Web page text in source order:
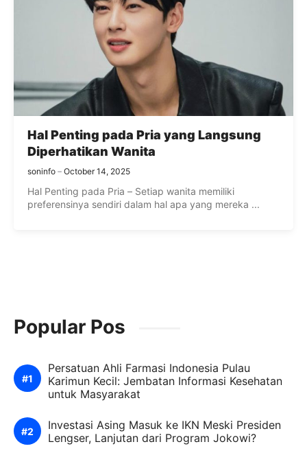
Hal Penting pada Pria yang Langsung
Diperhatikan Wanita
soninfo October 14, 2025
Hal Penting pada Pria – Setiap wanita memiliki
preferensinya sendiri dalam hal apa yang mereka ...
Popular Pos
Persatuan Ahli Farmasi Indonesia Pulau
Karimun Kecil: Jembatan Informasi Kesehatan
untuk Masyarakat
Investasi Asing Masuk ke IKN Meski Presiden
Lengser, Lanjutan dari Program Jokowi?